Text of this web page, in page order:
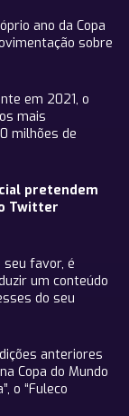
ano da Copa
sobre
em 2021, o
mais
milhões de
pretendem
Twitter
seu favor, é
um conteúdo
do seu
anteriores
Copa do Mundo
o “Fuleco